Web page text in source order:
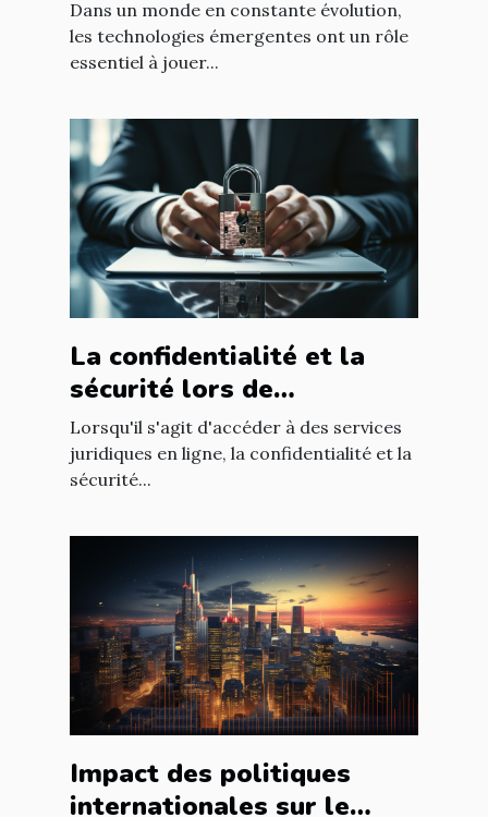
Dans un monde en constante évolution,
les technologies émergentes ont un rôle
essentiel à jouer...
La confidentialité et la
sécurité lors de
l'utilisation d'un avocat en
ligne
Lorsqu'il s'agit d'accéder à des services
juridiques en ligne, la confidentialité et la
sécurité...
Impact des politiques
internationales sur le